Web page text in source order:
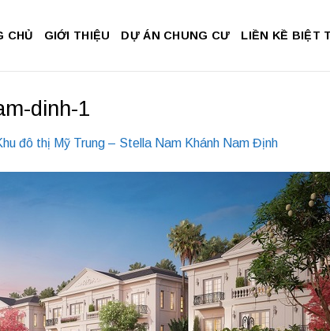
CHỦ GIỚI THIỆU DỰ ÁN CHUNG CƯ LIỀN KỀ BIỆT
dinh-1
đô thị Mỹ Trung – Stella Nam Khánh Nam Định